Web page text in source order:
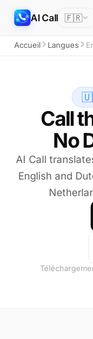
AI Call 🇫🇷
Accueil Langues
Call
No
AI Call
English and